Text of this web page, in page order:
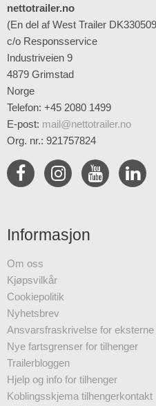
nettotrailer.no
(En del af West Trailer
c/o Responsservice
Industriveien 9
4879 Grimstad
Norge
Telefon: +45 2080 1499
E-post: mail@nettotrailer.no
Org. nr.: 921757824
Informasjon
Om oss
Kjøpsvilkår
Cookiepolitik
Nyhetsbrev
Ansvarsfraskrivelse for eksterne
Nye fartsgrenser for tilhenger
Trailerbloggen
Hjelp og info for tilhenger
Koblingsskjema tilhengerkontakt